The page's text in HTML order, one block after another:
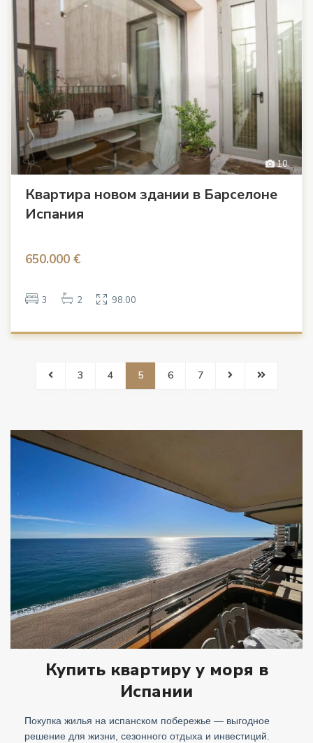
10
Квартира новом здании в Барселоне
Испания
650.000 €
3 2 98.00
3 4 5 6 7
Купить квартиру у моря в
Испании
Покупка жилья на испанском побережье — выгодное
решение для жизни, сезонного отдыха и инвестиций.